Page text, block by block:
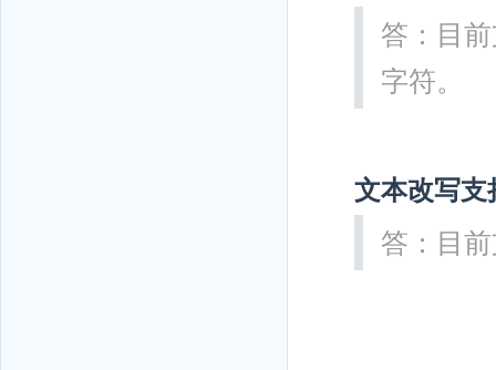
答：目
字符。
文本改写
答：目